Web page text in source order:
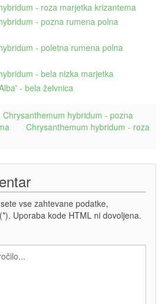
- roza marjetka krizantema
- pozna rumena polna
- poletna rumena polna
- bela nizka marjetka
- bela želvnica
Chrysanthemum hybridum - pozna
Chrysanthemum hybridum - roza
vse zahtevane podatke,
Uporaba kode HTML ni dovoljena.